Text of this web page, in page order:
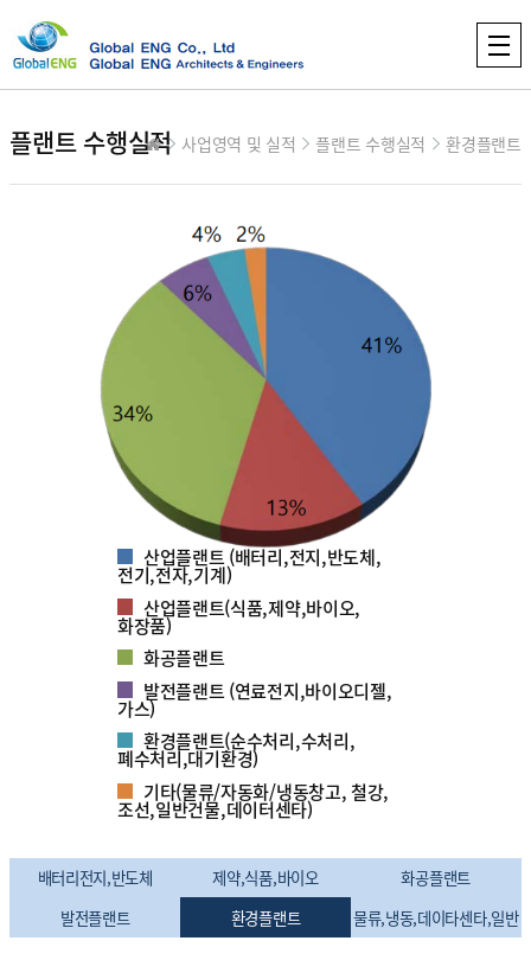
플랜트 수행실적 사업영역 및 실적 플랜트 수행실적 환경플랜트
산업플랜트 (배터리,전지,반도체,
전기,전자,기계)
산업플랜트(식품,제약,바이오,
화장품)
화공플랜트
발전플랜트 (연료전지,바이오디젤,
가스)
환경플랜트(순수처리,수처리,
폐수처리,대기환경)
기타(물류/자동화/냉동창고, 철강,
조선,일반건물,데이터센타)
플랜트 수행실적 분류 목록
배터리전지,반도체 제약,식품,바이오
화공플랜트
발전플랜트
현재 분류
환경플랜트 물류,냉동,데이타센타,일반